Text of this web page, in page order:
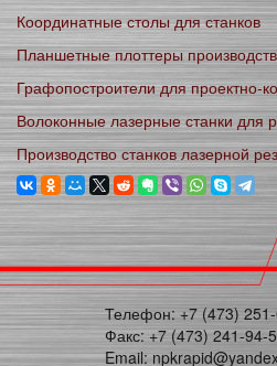
Координатные столы для станков
Планшетные плоттеры
Графопостроители для проектно-
Волоконные лазерные станки для
Производство станков лазерной
Телефон: +7 (473)
Факс: +7 (473) 241-94-
Email: